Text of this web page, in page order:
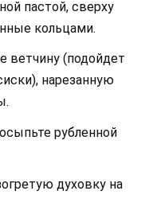
пастой, сверху
кольцами.
ветчину (подойдет
нарезанную
рубленной
духовку на